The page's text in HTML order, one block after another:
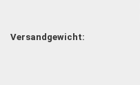
Versandgewicht: